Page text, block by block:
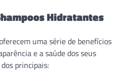
Hidratantes
uma série de benefícios
e a saúde dos seus
principais: